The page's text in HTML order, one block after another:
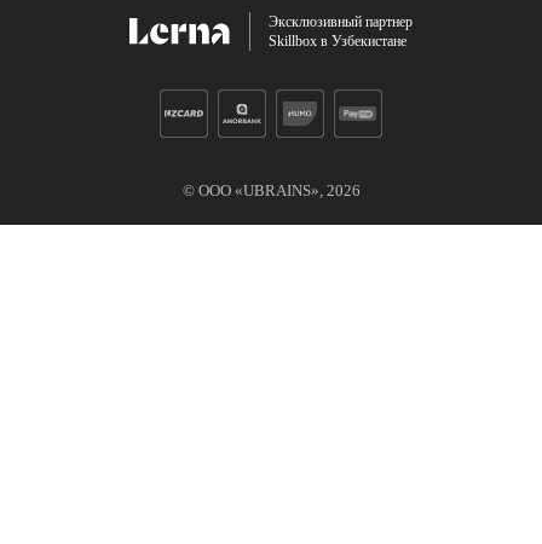
Эксклюзивный партнер
Skillbox в Узбекистане
© ООО «UBRAINS», 2026